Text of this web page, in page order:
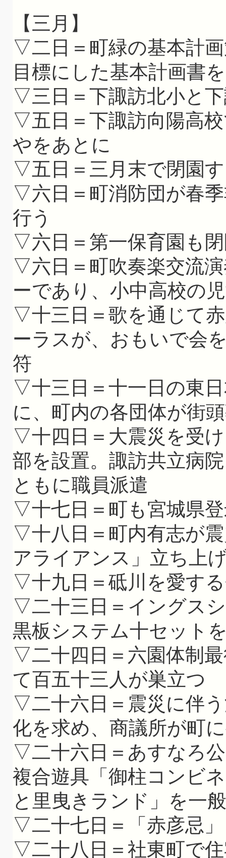
【三月】
▽二日＝町緑の基本計
目標にした基本計画書
▽三日＝下諏訪北小と
▽五日＝下諏訪向陽高
やをあとに
▽五日＝三月末で閉園
▽六日＝町消防団が春
行う
▽六日＝第一保育園も
▽六日＝町吹奏楽交流
ーであり、小中高校の
▽十三日＝歌を通じて
ーラスが、おもいで会
符
▽十三日＝十一日の東
に、町内の各団体が街
▽十四日＝大震災を受
部を設置。諏訪共立病
ともに職員派遣
▽十七日＝町も宮城県
▽十八日＝町内有志が
アライアンス」立ち上
▽十九日＝砥川を愛す
▽二十三日＝イングス
黒板システム十セット
▽二十四日＝六園体制
て百五十三人が巣立つ
▽二十六日＝震災に伴
化を求め、商議所が町
▽二十六日＝あすなろ
複合遊具「御柱コンビ
と里曳きランド」を一
▽二十七日＝「赤彦忌」
▽二十八日＝社東町で